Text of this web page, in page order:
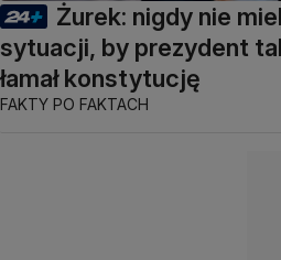
Żurek: nigdy nie
sytuacji, by prezydent
łamał konstytucję
FAKTY PO FAKTACH